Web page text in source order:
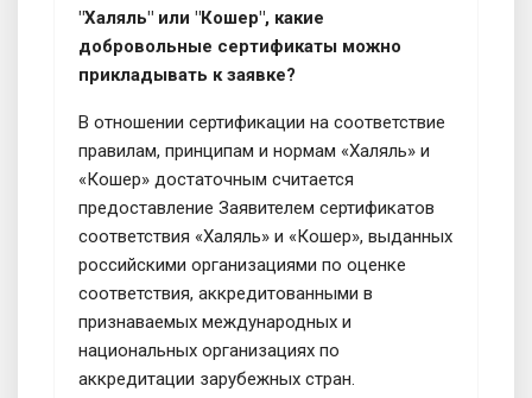
"Халяль" или "Кошер", какие
добровольные сертификаты можно
прикладывать к заявке?
В отношении сертификации на соответствие
правилам, принципам и нормам «Халяль» и
«Кошер» достаточным считается
предоставление Заявителем сертификатов
соответствия «Халяль» и «Кошер», выданных
российскими организациями по оценке
соответствия, аккредитованными в
признаваемых международных и
национальных организациях по
аккредитации зарубежных стран.